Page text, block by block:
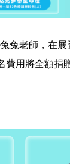
兔老師，在
費用將全額捐